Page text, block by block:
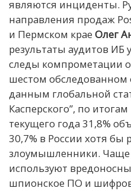
являются инциденты.
направления продаж
и Пермском крае Олег
результаты аудитов ИБ
следы компрометации
шестом обследованном
данным глобальной
Касперского”, по
текущего года 31,8%
30,7% в России хотя бы
злоумышленники. Чаще
используют
шпионское ПО и